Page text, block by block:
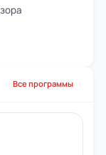
Все программы